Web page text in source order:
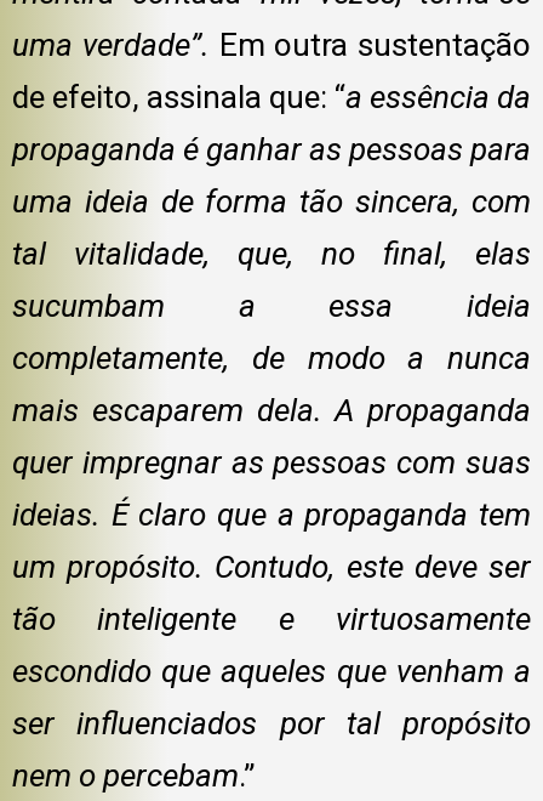
uma verdade”. Em outra sustentação
de efeito, assinala que: “a essência da
propaganda é ganhar as pessoas para
uma ideia de forma tão sincera, com
tal vitalidade, que, no final, elas
sucumbam a essa ideia
completamente, de modo a nunca
mais escaparem dela. A propaganda
quer impregnar as pessoas com suas
ideias. É claro que a propaganda tem
um propósito. Contudo, este deve ser
tão inteligente e virtuosamente
escondido que aqueles que venham a
ser influenciados por tal propósito
nem o percebam.”